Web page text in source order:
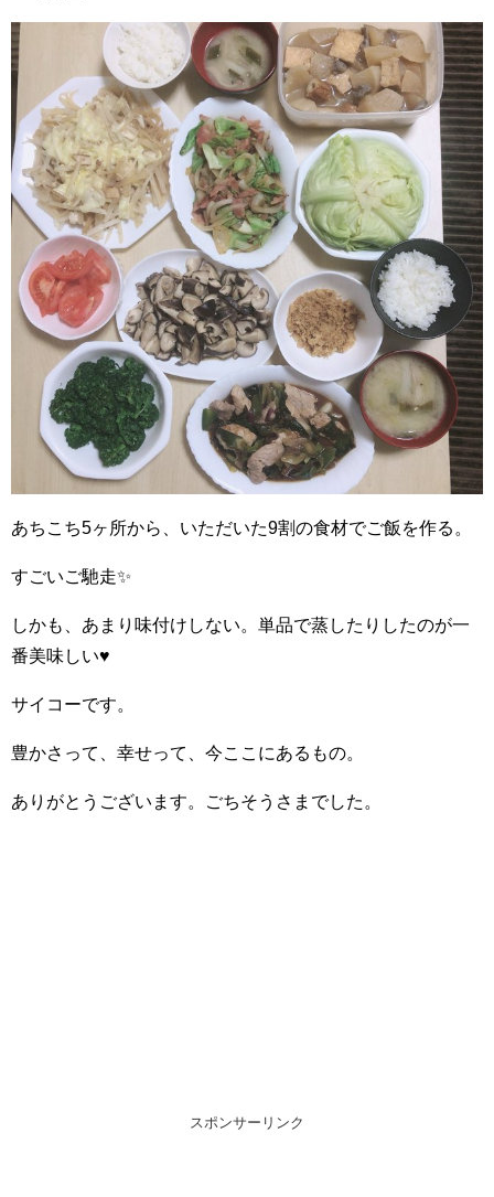
あちこち5ヶ所から、いただいた9割の食材でご飯を作る。
すごいご馳走✨
しかも、あまり味付けしない。単品で蒸したりしたのが一
番美味しい♥️
サイコーです。
豊かさって、幸せって、今ここにあるもの。
ありがとうございます。ごちそうさまでした。
スポンサーリンク